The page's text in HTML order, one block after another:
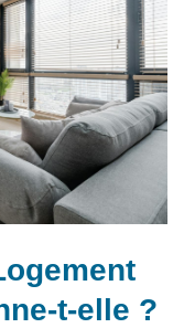
t-elle ?